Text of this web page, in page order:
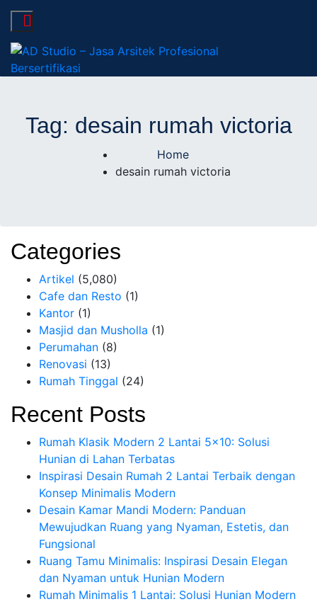
Arsitek Profesional
Bersertifikasi
Tag: desain rumah victoria
Home
desain rumah victoria
Categories
Artikel (5,080)
Cafe dan Resto (1)
Kantor (1)
Masjid dan Musholla (1)
Perumahan (8)
Renovasi (13)
Rumah Tinggal (24)
Recent Posts
Rumah Klasik Modern 2 Lantai 5×10: Solusi
Hunian di Lahan Terbatas
Inspirasi Desain Rumah 2 Lantai Terbaik dengan
Konsep Minimalis Modern
Desain Kamar Mandi Modern: Panduan
Mewujudkan Ruang yang Nyaman, Estetis, dan
Fungsional
Ruang Tamu Minimalis: Inspirasi Desain Elegan
dan Nyaman untuk Hunian Modern
Rumah Minimalis 1 Lantai: Solusi Hunian Modern